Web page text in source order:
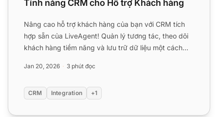
Tính năng CRM cho Hỗ trợ Khách hàng
Nâng cao hỗ trợ khách hàng của bạn với CRM tích
hợp sẵn của LiveAgent! Quản lý tương tác, theo dõi
khách hàng tiềm năng và lưu trữ dữ liệu một cách
Jan 20, 2026 3 phút đọc
CRM Integration +1